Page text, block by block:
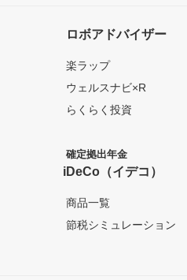
ロボアドバイザー
楽ラップ
ウェルスナビ×R
らくらく投資
確定拠出年金
iDeCo（イデコ）
商品一覧
節税シミュレーション